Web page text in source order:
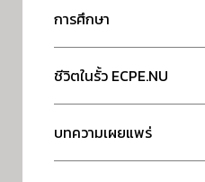
การศึกษา
ชีวิตในรั้ว ECPE.NU
บทความเผยแพร่